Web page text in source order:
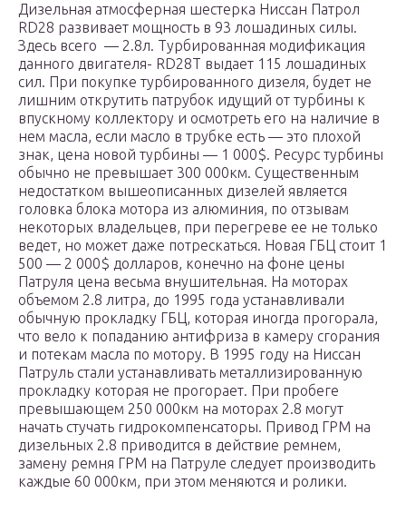
Дизельная атмосферная шестерка Ниссан Патрол
RD28 развивает мощность в 93 лошадиных силы.
Здесь всего — 2.8л. Турбированная модификация
данного двигателя- RD28T выдает 115 лошадиных
сил. При покупке турбированного дизеля, будет не
лишним открутить патрубок идущий от турбины к
впускному коллектору и осмотреть его на наличие в
нем масла, если масло в трубке есть — это плохой
знак, цена новой турбины — 1 000$. Ресурс турбины
обычно не превышает 300 000км. Существенным
недостатком вышеописанных дизелей является
головка блока мотора из алюминия, по отзывам
некоторых владельцев, при перегреве ее не только
ведет, но может даже потрескаться. Новая ГБЦ стоит 1
500 — 2 000$ долларов, конечно на фоне цены
Патруля цена весьма внушительная. На моторах
объемом 2.8 литра, до 1995 года устанавливали
обычную прокладку ГБЦ, которая иногда прогорала,
что вело к попаданию антифриза в камеру сгорания
и потекам масла по мотору. В 1995 году на Ниссан
Патруль стали устанавливать металлизированную
прокладку которая не прогорает. При пробеге
превышающем 250 000км на моторах 2.8 могут
начать стучать гидрокомпенсаторы. Привод ГРМ на
дизельных 2.8 приводится в действие ремнем,
замену ремня ГРМ на Патруле следует производить
каждые 60 000км, при этом меняются и ролики.